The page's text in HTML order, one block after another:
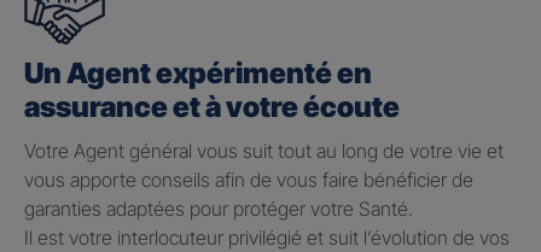
Un Agent expérimenté en
assurance et à votre écoute
Votre Agent général vous suit tout au long de votre vie et
vous apporte conseils afin de vous faire bénéficier de
garanties adaptées pour protéger votre Santé.
Il est votre interlocuteur privilégié et suit l’évolution de vos